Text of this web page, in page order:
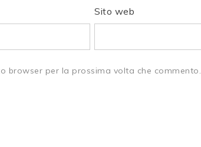
Sito web
browser per la prossima volta che commento.